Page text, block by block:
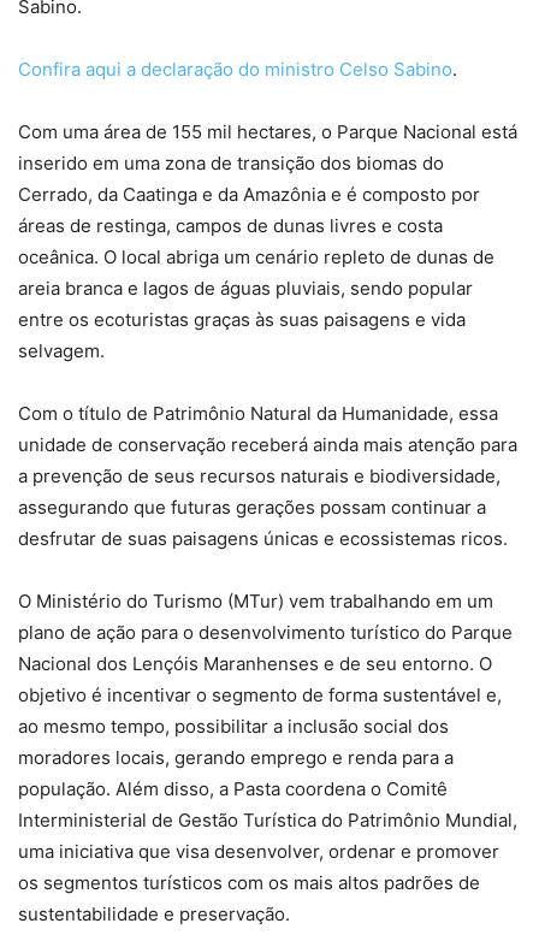
Sabino.
Confira aqui a declaração do ministro Celso Sabino.
Com uma área de 155 mil hectares, o Parque Nacional está
inserido em uma zona de transição dos biomas do
Cerrado, da Caatinga e da Amazônia e é composto por
áreas de restinga, campos de dunas livres e costa
oceânica. O local abriga um cenário repleto de dunas de
areia branca e lagos de águas pluviais, sendo popular
entre os ecoturistas graças às suas paisagens e vida
selvagem.
Com o título de Patrimônio Natural da Humanidade, essa
unidade de conservação receberá ainda mais atenção para
a prevenção de seus recursos naturais e biodiversidade,
assegurando que futuras gerações possam continuar a
desfrutar de suas paisagens únicas e ecossistemas ricos.
O Ministério do Turismo (MTur) vem trabalhando em um
plano de ação para o desenvolvimento turístico do Parque
Nacional dos Lençóis Maranhenses e de seu entorno. O
objetivo é incentivar o segmento de forma sustentável e,
ao mesmo tempo, possibilitar a inclusão social dos
moradores locais, gerando emprego e renda para a
população. Além disso, a Pasta coordena o Comitê
Interministerial de Gestão Turística do Patrimônio Mundial,
uma iniciativa que visa desenvolver, ordenar e promover
os segmentos turísticos com os mais altos padrões de
sustentabilidade e preservação.